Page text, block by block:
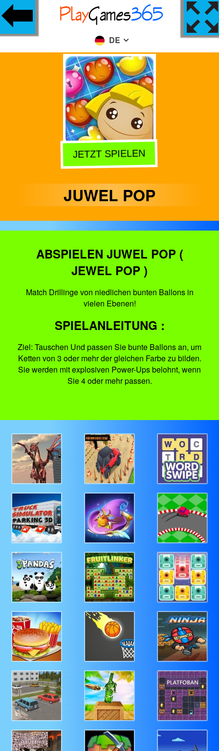
DE
JETZT SPIELEN
JUWEL POP
ABSPIELEN JUWEL POP (
JEWEL POP )
Match Drillinge von niedlichen bunten Ballons in
vielen Ebenen!
SPIELANLEITUNG :
Ziel: Tauschen Und passen Sie bunte Ballons an, um
Ketten von 3 oder mehr der gleichen Farbe zu bilden.
Sie werden mit explosiven Power-Ups belohnt, wenn
Sie 4 oder mehr passen.